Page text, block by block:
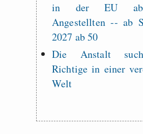
in der EU
Angestellten -- ab
2027 ab 50
Die Anstalt
Richtige in einer
Welt